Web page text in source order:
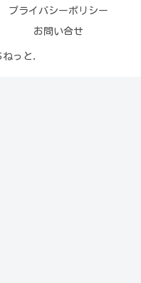
プライバシーポリシー
お問い合せ
っと.